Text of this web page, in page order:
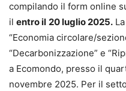
compilando il form online
il entro il 20 luglio 2025.
“Economia circolare/
“Decarbonizzazione” e
a Ecomondo, presso il
novembre 2025. Per il